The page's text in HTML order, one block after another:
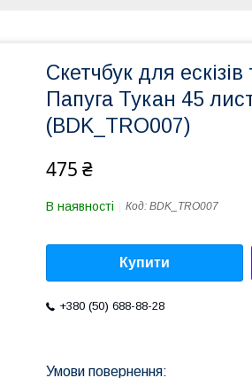
Скетчбук для
Папуга Тукан 45
(BDK_TRO007)
475 ₴
В наявності Код: BDK_TRO007
Купити
+380 (50) 688-88-28